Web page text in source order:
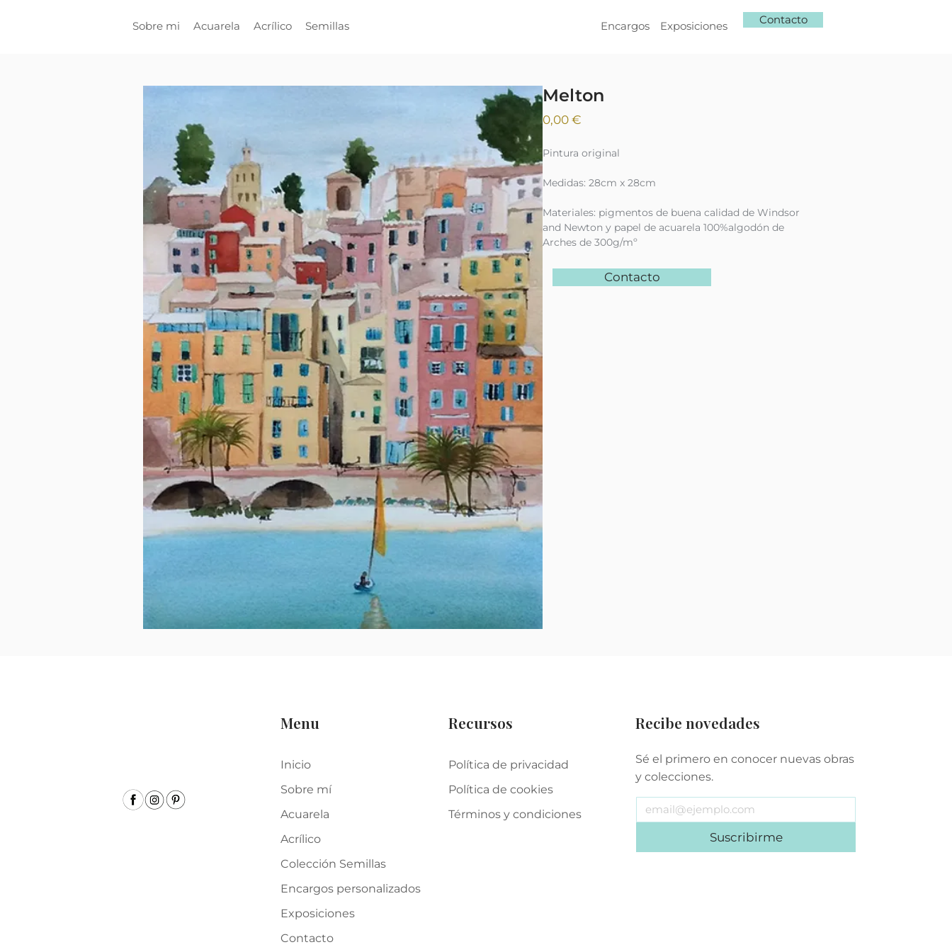
Sobre mi Acuarela Acrílico Semillas Encargos Exposiciones Contacto
Melton
0,00 €
Pintura original
Medidas: 28cm x 28cm
Materiales: pigmentos de buena calidad de Windsor
and Newton y papel de acuarela 100%algodón de
Arches de 300g/mº
Contacto
Menu
Inicio
Sobre mí
Acuarela
Acrílico
Colección Semillas
Encargos personalizados
Exposiciones
Contacto
Recursos
Política de privacidad
Política de cookies
Términos y condiciones
Recibe novedades
Suscribirme
Sé el primero en conocer nuevas obras
y colecciones.